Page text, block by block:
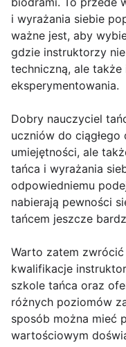
i wyrażania siebie
ważne jest, aby
gdzie instruktorzy
techniczną, ale
eksperymentowania.
Dobry nauczyciel
uczniów do
umiejętności, ale
tańca i wyrażania
odpowiedniemu
nabierają pewności
tańcem jeszcze
Warto zatem
kwalifikacje
szkole tańca oraz
różnych poziomów
sposób można mieć
wartościowym